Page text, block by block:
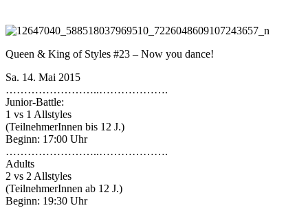
Queen & King of Styles #23 – Now you dance!
Sa. 14. Mai 2015
……………………..……………….
Junior-Battle:
1 vs 1 Allstyles
(TeilnehmerInnen bis 12 J.)
Beginn: 17:00 Uhr
……………………..……………….
Adults
2 vs 2 Allstyles
(TeilnehmerInnen ab 12 J.)
Beginn: 19:30 Uhr